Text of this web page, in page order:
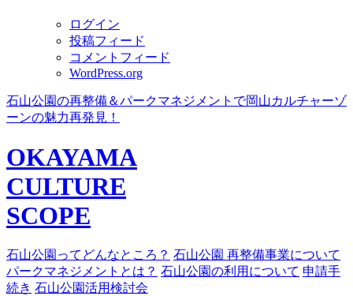
ログイン
投稿フィード
コメントフィード
WordPress.org
石山公園の再整備＆パークマネジメントで岡山カルチャーゾ
ーンの魅力再発見！
OKAYAMA
CULTURE
SCOPE
石山公園ってどんなところ？ 石山公園 再整備事業について
パークマネジメントとは？ 石山公園の利用について 申請手
続き 石山公園活用検討会